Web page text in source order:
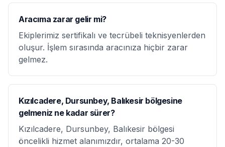
Aracıma zarar gelir mi?
Ekiplerimiz sertifikalı ve tecrübeli teknisyenlerden
oluşur. İşlem sırasında aracınıza hiçbir zarar
gelmez.
Kızılcadere, Dursunbey, Balıkesir bölgesine
gelmeniz ne kadar sürer?
Kızılcadere, Dursunbey, Balıkesir bölgesi
öncelikli hizmet alanımızdır, ortalama 20-30